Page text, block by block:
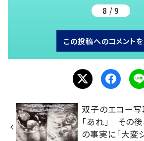
8 / 9
この投稿へのコメント
双子のエコー
「あれ」 その
の事実に「大変